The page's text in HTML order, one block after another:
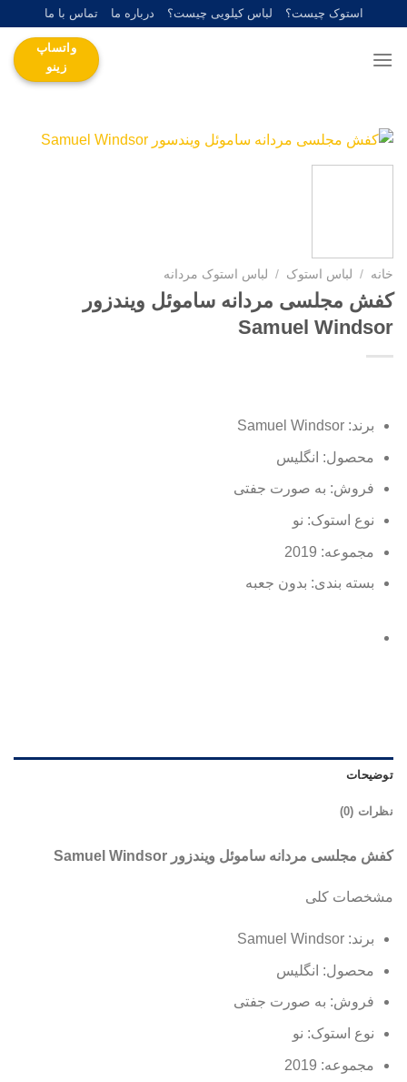
content
استوک چیست؟ لباس کیلویی چیست؟ درباره ما تماس با ما
واتساپ
زینو
خانه / لباس استوک / لباس استوک مردانه
کفش مجلسی مردانه ساموئل ویندزور
Samuel Windsor
برند: Samuel Windsor
محصول: انگلیس
فروش: به صورت جفتی
نوع استوک: نو
مجموعه: 2019
بسته بندی: بدون جعبه
توضیحات
نظرات (0)
کفش مجلسی مردانه ساموئل ویندزور Samuel Windsor
مشخصات کلی
برند: Samuel Windsor
محصول: انگلیس
فروش: به صورت جفتی
نوع استوک: نو
مجموعه: 2019